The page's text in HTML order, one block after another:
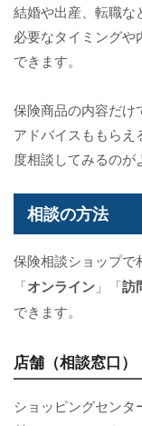
結婚や出産、転職な
必要なタイミング
できます。
保険商品の内容だけ
アドバイスももらえ
度相談してみるのが
相談の方法
保険相談ショップで
「オンライン 」「訪
できます。
店舗（相談窓口）
ショッピングセンタ